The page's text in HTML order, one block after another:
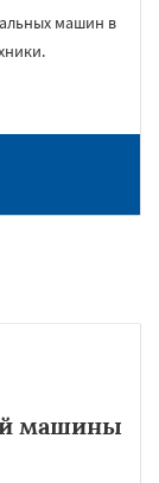
машин в
машины